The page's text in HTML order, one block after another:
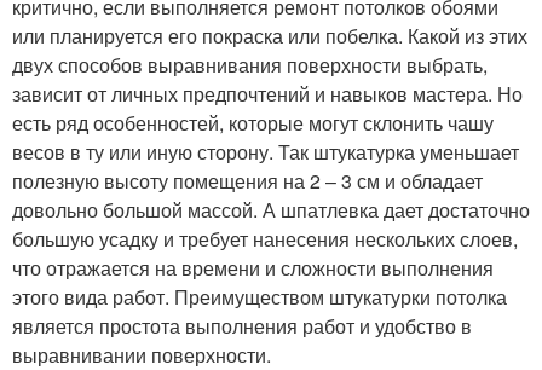
критично, если выполняется ремонт потолков обоями
или планируется его покраска или побелка. Какой из этих
двух способов выравнивания поверхности выбрать,
зависит от личных предпочтений и навыков мастера. Но
есть ряд особенностей, которые могут склонить чашу
весов в ту или иную сторону. Так штукатурка уменьшает
полезную высоту помещения на 2 – 3 см и обладает
довольно большой массой. А шпатлевка дает достаточно
большую усадку и требует нанесения нескольких слоев,
что отражается на времени и сложности выполнения
этого вида работ. Преимуществом штукатурки потолка
является простота выполнения работ и удобство в
выравнивании поверхности.